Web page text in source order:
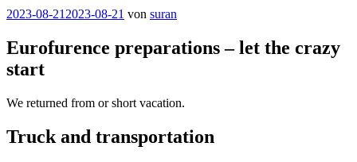
Veröffentlicht
2023-08-21 2023-08-21 von suran
Eurofurence preparations – let the crazy
start
We returned from or short vacation.
Truck and transportation